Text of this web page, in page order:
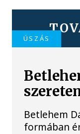
ÚSZÁS
Betlehem
formában